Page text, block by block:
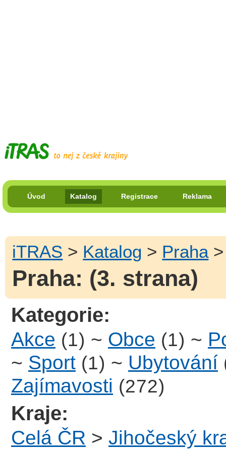
Úvod Katalog Registrace Reklama
iTRAS > Katalog > Praha
Praha: (3. strana)
Kategorie:
Akce (1) ~ Obce (1) ~
~ Sport (1) ~ Ubytování
Zajímavosti (272)
Kraje:
Celá ČR > Jihočeský